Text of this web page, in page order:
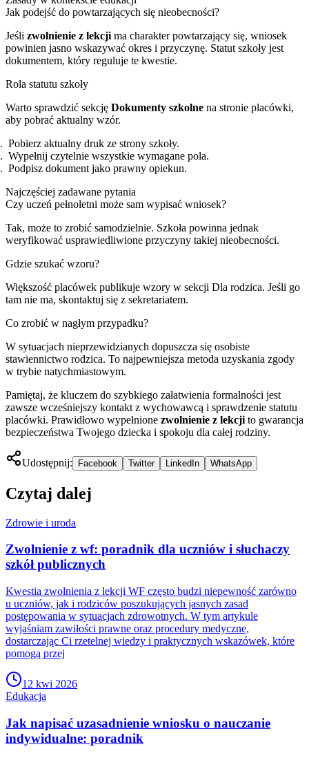
Jak podejść do powtarzających się nieobecności?
Jeśli zwolnienie z lekcji ma charakter powtarzający się, wniosek
powinien jasno wskazywać okres i przyczynę. Statut szkoły jest
dokumentem, który reguluje te kwestie.
Rola statutu szkoły
Warto sprawdzić sekcję Dokumenty szkolne na stronie placówki,
aby pobrać aktualny wzór.
Pobierz aktualny druk ze strony szkoły.
Wypełnij czytelnie wszystkie wymagane pola.
Podpisz dokument jako prawny opiekun.
Najczęściej zadawane pytania
Czy uczeń pełnoletni może sam wypisać wniosek?
Tak, może to zrobić samodzielnie. Szkoła powinna jednak
weryfikować usprawiedliwione przyczyny takiej nieobecności.
Gdzie szukać wzoru?
Większość placówek publikuje wzory w sekcji Dla rodzica. Jeśli go
tam nie ma, skontaktuj się z sekretariatem.
Co zrobić w nagłym przypadku?
W sytuacjach nieprzewidzianych dopuszcza się osobiste
stawiennictwo rodzica. To najpewniejsza metoda uzyskania zgody
w trybie natychmiastowym.
Pamiętaj, że kluczem do szybkiego załatwienia formalności jest
zawsze wcześniejszy kontakt z wychowawcą i sprawdzenie statutu
placówki. Prawidłowo wypełnione zwolnienie z lekcji to gwarancja
bezpieczeństwa Twojego dziecka i spokoju dla całej rodziny.
Udostępnij: Facebook Twitter LinkedIn WhatsApp
Czytaj dalej
Zdrowie i uroda
Zwolnienie z wf: poradnik dla uczniów i słuchaczy
szkół publicznych
Kwestia zwolnienia z lekcji WF często budzi niepewność zarówno
u uczniów, jak i rodziców poszukujących jasnych zasad
postępowania w sytuacjach zdrowotnych. W tym artykule
wyjaśniam zawiłości prawne oraz procedury medyczne,
dostarczając Ci rzetelnej wiedzy i praktycznych wskazówek, które
pomogą przej
12 kwi 2026
Edukacja
Jak napisać uzasadnienie wniosku o nauczanie
indywidualne: poradnik